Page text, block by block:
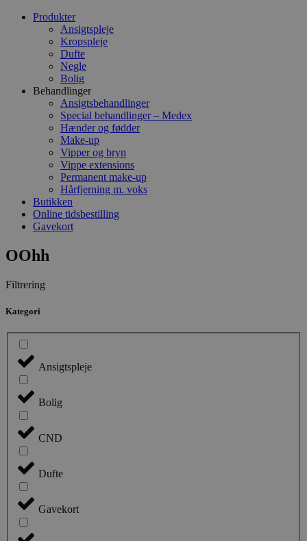
Produkter
Ansigtspleje
Kropspleje
Dufte
Negle
Bolig
Behandlinger
Ansigtsbehandlinger
Special behandlinger – Medex
Hænder og fødder
Make-up
Vipper og bryn
Vippe extensions
Permanent make-up
Hårfjerning m. voks
Butikken
Online tidsbestilling
Gavekort
OOhh
Filtrering
Kategori
Ansigtspleje
Bolig
CND
Dufte
Gavekort